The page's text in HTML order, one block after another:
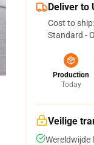
Deliver to
Cost to ship:
Standard -
Production
Today
Veilige
Wereldwijde